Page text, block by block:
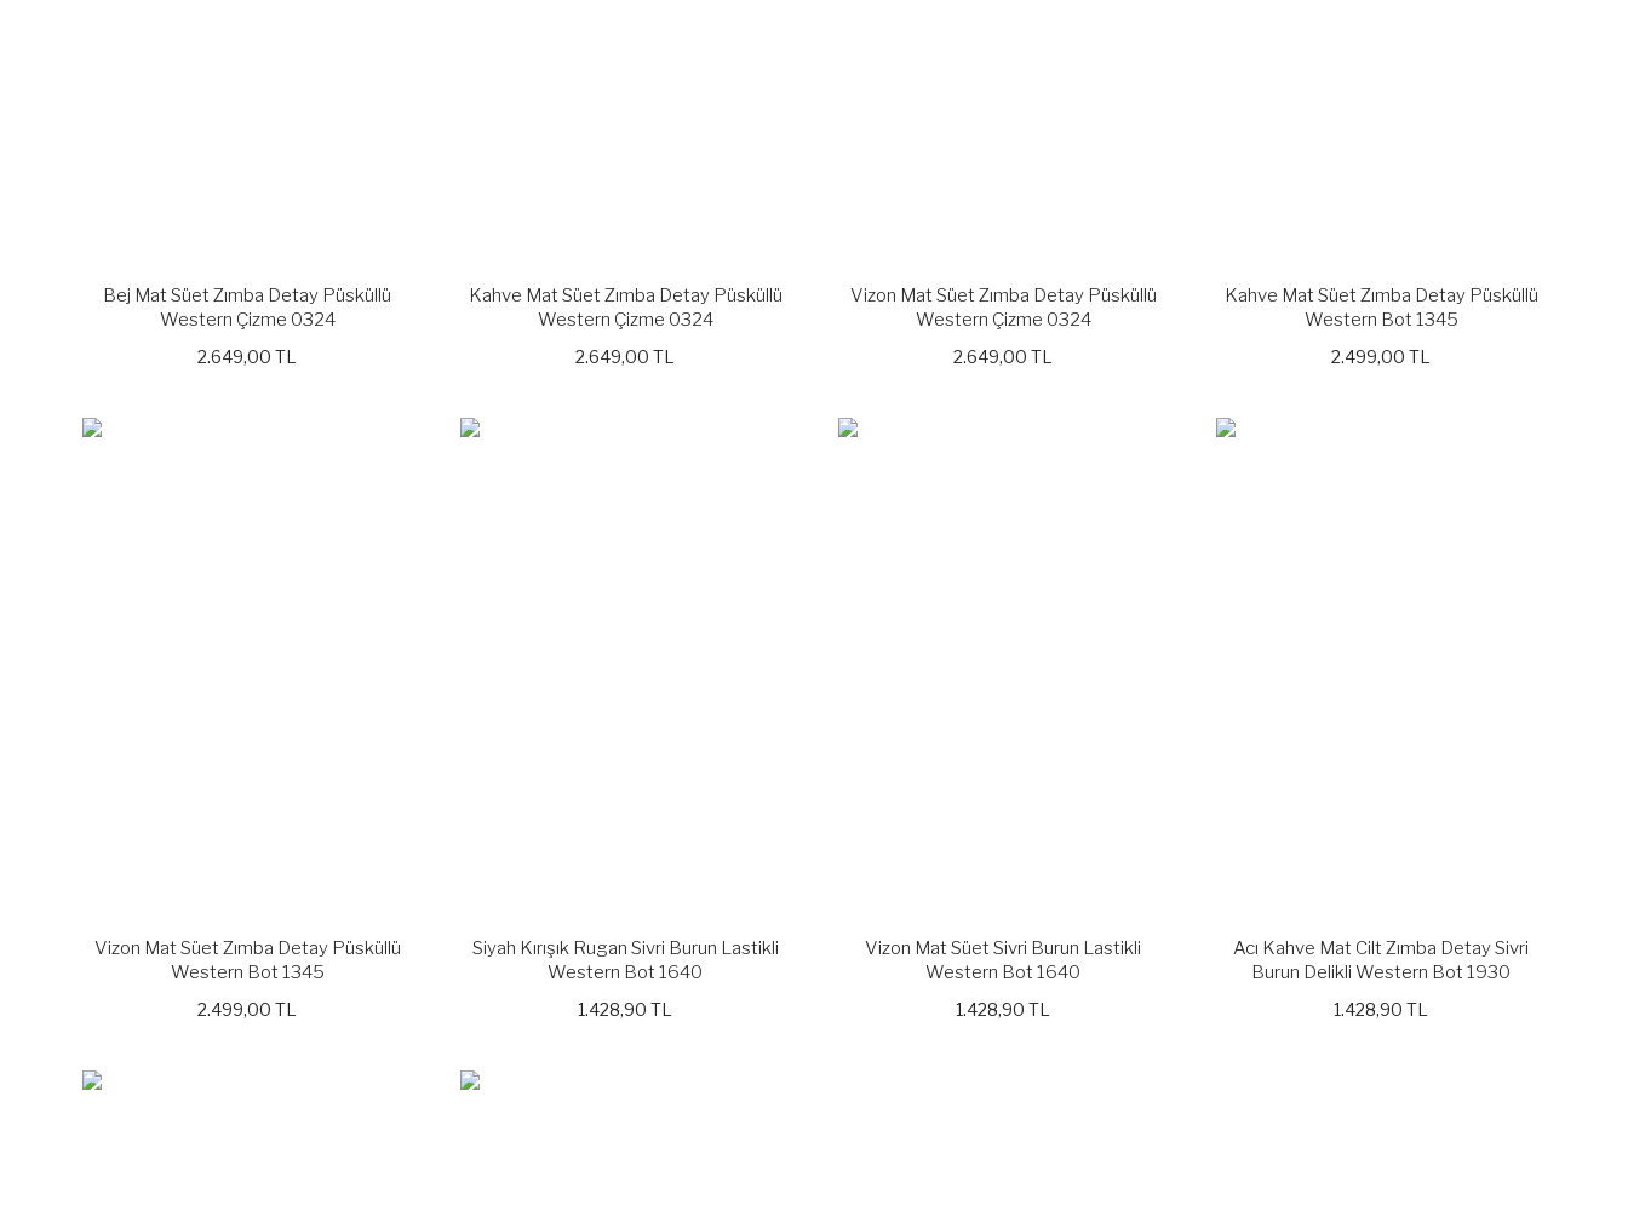
Bej Mat Süet Zımba Detay Püsküllü
Western Çizme 0324
2.649,00 TL
Kahve Mat Süet Zımba Detay Püsküllü
Western Çizme 0324
2.649,00 TL
Vizon Mat Süet Zımba Detay Püsküllü
Western Çizme 0324
2.649,00 TL
Kahve Mat Süet Zımba Detay Püsküllü
Western Bot 1345
2.499,00 TL
Vizon Mat Süet Zımba Detay Püsküllü
Western Bot 1345
2.499,00 TL
Siyah Kırışık Rugan Sivri Burun Lastikli
Western Bot 1640
1.428,90 TL
Vizon Mat Süet Sivri Burun Lastikli
Western Bot 1640
1.428,90 TL
Acı Kahve Mat Cilt Zımba Detay Sivri
Burun Delikli Western Bot 1930
1.428,90 TL